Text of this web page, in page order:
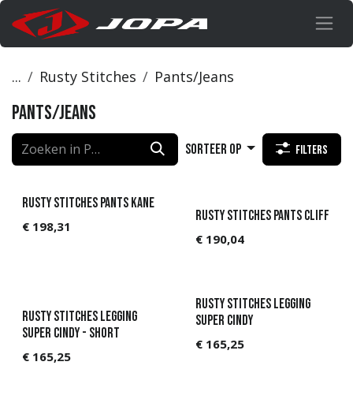
Overslaan naar inhoud
... Rusty Stitches Pants/Jeans
Pants/Jeans
Sorteer op Filters
Rusty Stitches Pants Kane
€ 198,31
Rusty Stitches Pants Cliff
€ 190,04
Rusty Stitches Legging
Super Cindy - Short
€ 165,25
Rusty Stitches Legging
Super Cindy
€ 165,25